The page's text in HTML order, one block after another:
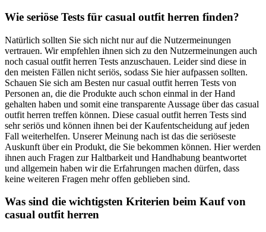
Wie seriöse Tests für casual outfit herren finden?
Natürlich sollten Sie sich nicht nur auf die Nutzermeinungen
vertrauen. Wir empfehlen ihnen sich zu den Nutzermeinungen auch
noch casual outfit herren Tests anzuschauen. Leider sind diese in
den meisten Fällen nicht seriös, sodass Sie hier aufpassen sollten.
Schauen Sie sich am Besten nur casual outfit herren Tests von
Personen an, die die Produkte auch schon einmal in der Hand
gehalten haben und somit eine transparente Aussage über das casual
outfit herren treffen können. Diese casual outfit herren Tests sind
sehr seriös und können ihnen bei der Kaufentscheidung auf jeden
Fall weiterhelfen. Unserer Meinung nach ist das die seriöseste
Auskunft über ein Produkt, die Sie bekommen können. Hier werden
ihnen auch Fragen zur Haltbarkeit und Handhabung beantwortet
und allgemein haben wir die Erfahrungen machen dürfen, dass
keine weiteren Fragen mehr offen geblieben sind.
Was sind die wichtigsten Kriterien beim Kauf von
casual outfit herren